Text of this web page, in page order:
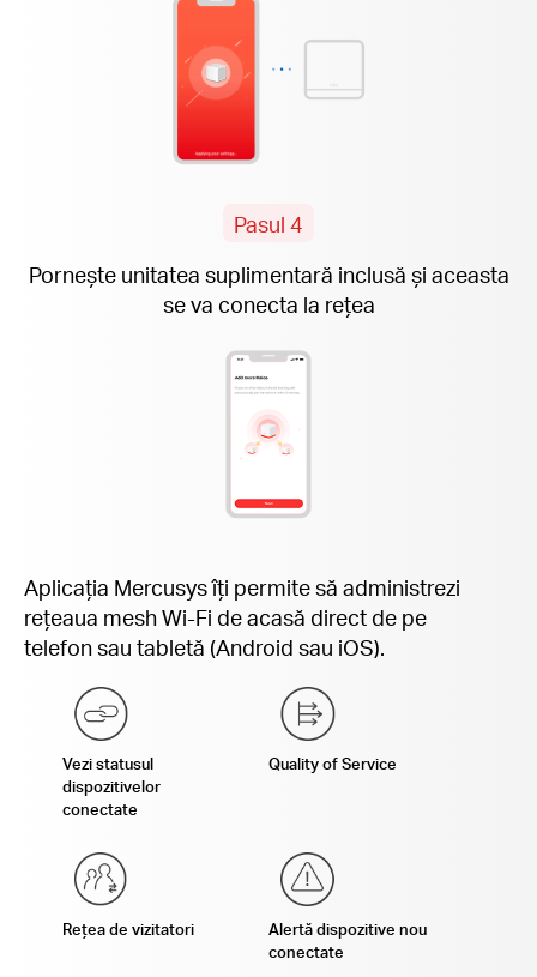
Pasul 4
Pornește unitatea suplimentară inclusă și aceasta
se va conecta la rețea
Aplicația Mercusys îți permite să administrezi
rețeaua mesh Wi-Fi de acasă direct de pe
telefon sau tabletă (Android sau iOS).
Vezi statusul
dispozitivelor
conectate
Quality of Service
Rețea de vizitatori
Alertă dispozitive nou
conectate